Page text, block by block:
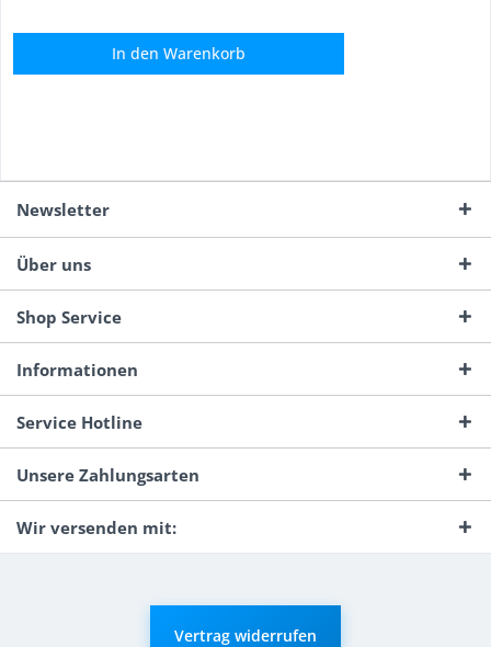
In den Warenkorb
Newsletter
Über uns
Shop Service
Informationen
Service Hotline
Unsere Zahlungsarten
Wir versenden mit:
Vertrag widerrufen